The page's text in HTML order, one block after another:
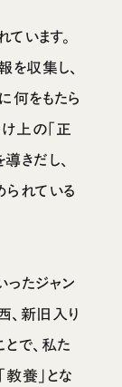
います。
を収集し、
何をもたら
上の「正
きだし、
られている
ったジャン
、新旧入り
で、私た
養」とな